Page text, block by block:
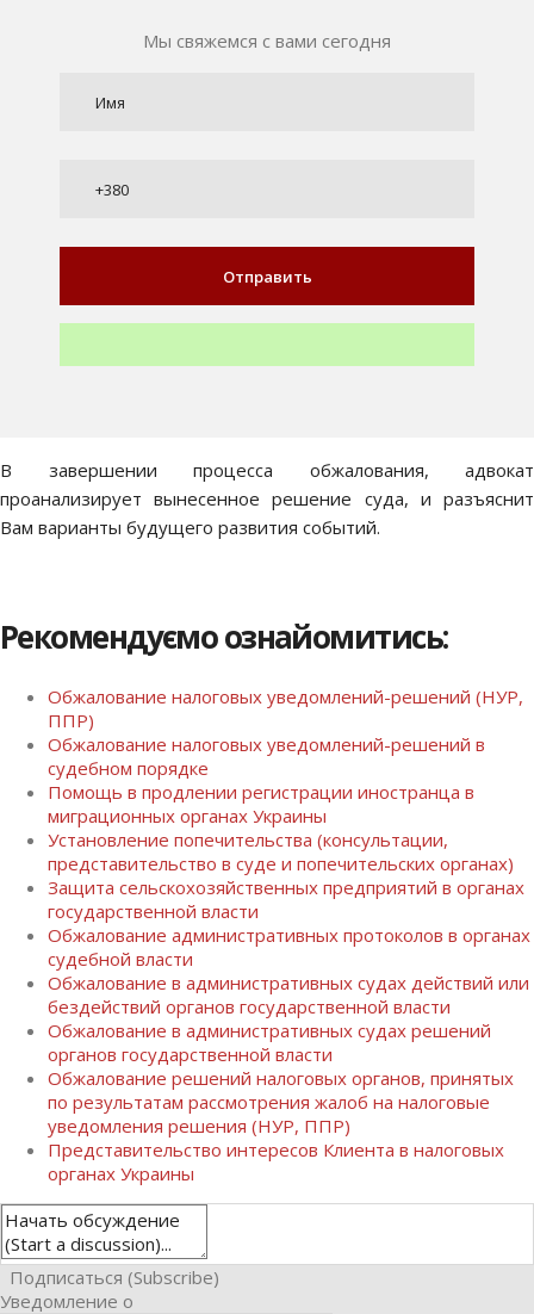
Мы свяжемся с вами сегодня
В завершении процесса обжалования, адвокат
проанализирует вынесенное решение суда, и разъяснит
Вам варианты будущего развития событий.
Рекомендуємо ознайомитись:
Обжалование налоговых уведомлений-решений (НУР,
ППР)
Обжалование налоговых уведомлений-решений в
судебном порядке
Помощь в продлении регистрации иностранца в
миграционных органах Украины
Установление попечительства (консультации,
представительство в суде и попечительских органах)
Защита сельскохозяйственных предприятий в органах
государственной власти
Обжалование административных протоколов в органах
судебной власти
Обжалование в административных судах действий или
бездействий органов государственной власти
Обжалование в административных судах решений
органов государственной власти
Обжалование решений налоговых органов, принятых
по результатам рассмотрения жалоб на налоговые
уведомления решения (НУР, ППР)
Представительство интересов Клиента в налоговых
органах Украины
Подписаться (Subscribe)
Уведомление о